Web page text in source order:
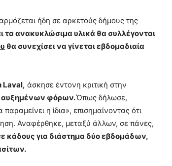
ήδη σε αρκετούς δήμους της
τα ανακυκλώσιμα υλικά θα συλλέγονται
θα συνεχίσει να γίνεται εβδομαδιαία
Laval, άσκησε έντονη κριτική στην
αυξημένων φόρων.Όπως δήλωσε,
η ίδια», επισημαίνοντας ότι
Αναφέρθηκε, μεταξύ άλλων, σε πάνες,
κάδους για διάστημα δύο εβδομάδων,